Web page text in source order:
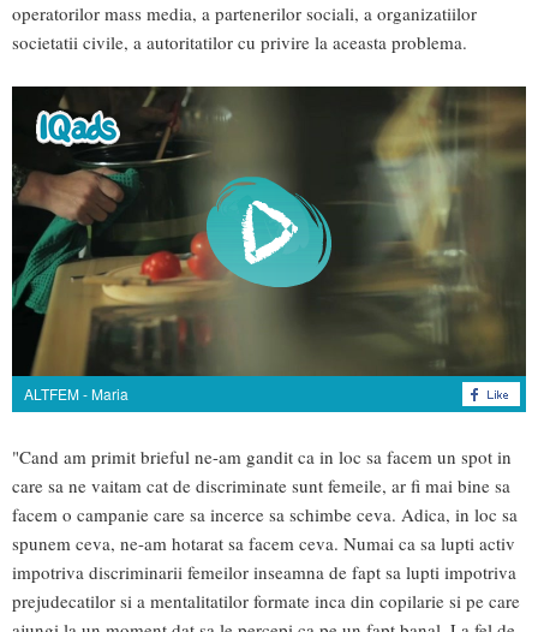
operatorilor mass media, a partenerilor sociali, a organizatiilor
societatii civile, a autoritatilor cu privire la aceasta problema.
ALTFEM - Maria
"Cand am primit brieful ne-am gandit ca in loc sa facem un spot in
care sa ne vaitam cat de discriminate sunt femeile, ar fi mai bine sa
facem o campanie care sa incerce sa schimbe ceva. Adica, in loc sa
spunem ceva, ne-am hotarat sa facem ceva. Numai ca sa lupti activ
impotriva discriminarii femeilor inseamna de fapt sa lupti impotriva
prejudecatilor si a mentalitatilor formate inca din copilarie si pe care